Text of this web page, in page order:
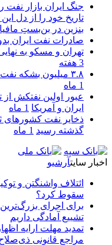
جنگ ایران بازار نفت
تاریخ خود را از دل
بنزین در بن‌بستِ
صادرات نفت ایران
تهران و مسکو به
3 هفته
۳.۸ میلیون بشکه نفت خام ایران از محاصره آمریکا عبور کرد
1 ماه
عبور اولین نفتکش
ایران و آمریکا 1 ماه
گذشته رسید 1 ماه
اخبار سایتآرشیو
ائتلاف واشنگتن و
سقوط کرد؟
برای اجرای
تشییع آمادگی داریم
تمدید مهلت ارایه
مراجع قانونی